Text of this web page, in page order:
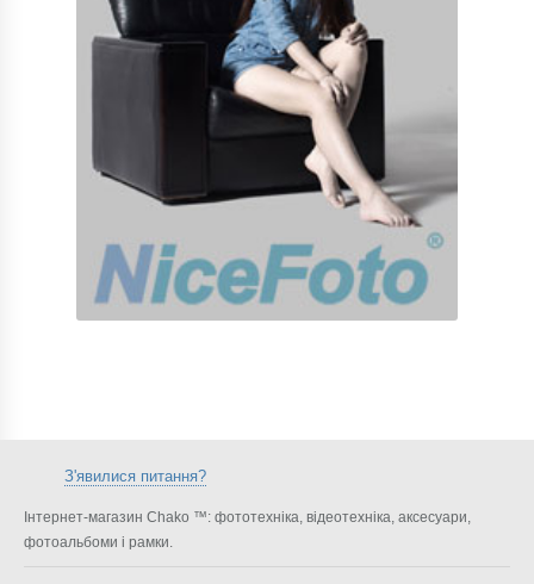
З'явилися питання?
Інтернет-магазин Chako ™: фототехніка, відеотехніка, аксесуари,
фотоальбоми і рамки.